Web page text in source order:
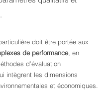
doit être portée aux
de performance , en
d’évaluation
intègrent les dimensions
et économiques.